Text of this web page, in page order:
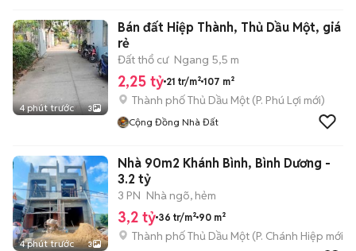
4 phút trước 3
Bán đất Hiệp Thành, Thủ Dầu Một, giá
rẻ
Đất thổ cư Ngang 5,5 m
2,25 tỷ 21 tr/m² 107 m²
Thành phố Thủ Dầu Một (P. Phú Lợi mới)
Cộng Đồng Nhà Đất
4 phút trước 3
Nhà 90m2 Khánh Bình, Bình Dương -
3.2 tỷ
3 PN Nhà ngõ, hẻm
3,2 tỷ 36 tr/m² 90 m²
Thành phố Thủ Dầu Một (P. Chánh Hiệp mới)